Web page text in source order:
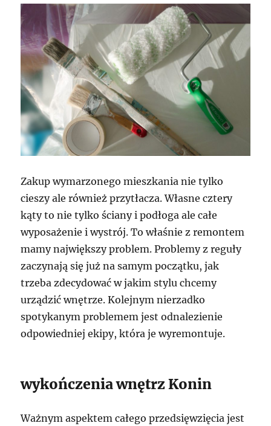
Zakup wymarzonego mieszkania nie tylko
cieszy ale również przytłacza. Własne cztery
kąty to nie tylko ściany i podłoga ale całe
wyposażenie i wystrój. To właśnie z remontem
mamy największy problem. Problemy z reguły
zaczynają się już na samym początku, jak
trzeba zdecydować w jakim stylu chcemy
urządzić wnętrze. Kolejnym nierzadko
spotykanym problemem jest odnalezienie
odpowiedniej ekipy, która je wyremontuje.
wykończenia wnętrz Konin
Ważnym aspektem całego przedsięwzięcia jest